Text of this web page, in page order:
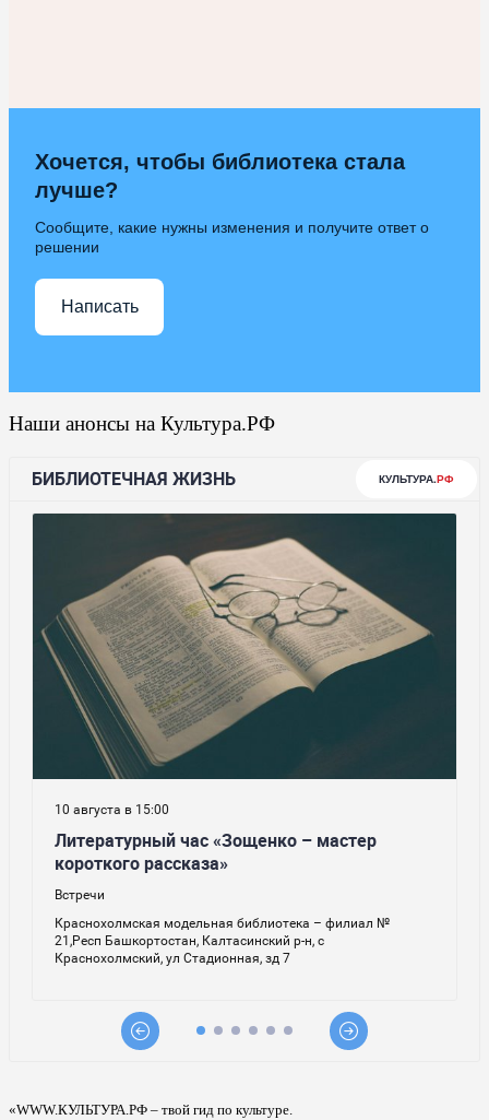
Хочется, чтобы библиотека стала
лучше?
Сообщите, какие нужны изменения и получите ответ о
решении
Написать
Наши анонсы на Культура.РФ
«WWW.КУЛЬТУРА.РФ – твой гид по культуре.